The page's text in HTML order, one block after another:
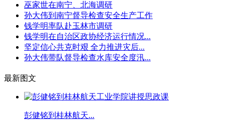
巫家世在南宁、北海调研
孙大伟到南宁督导检查安全生产工作
钱学明率队赴玉林市调研
钱学明在自治区政协经济运行情况...
坚定信心共克时艰 全力推进灾后...
孙大伟带队督导检查水库安全度汛...
最新图文
彭健铭到桂林航天...